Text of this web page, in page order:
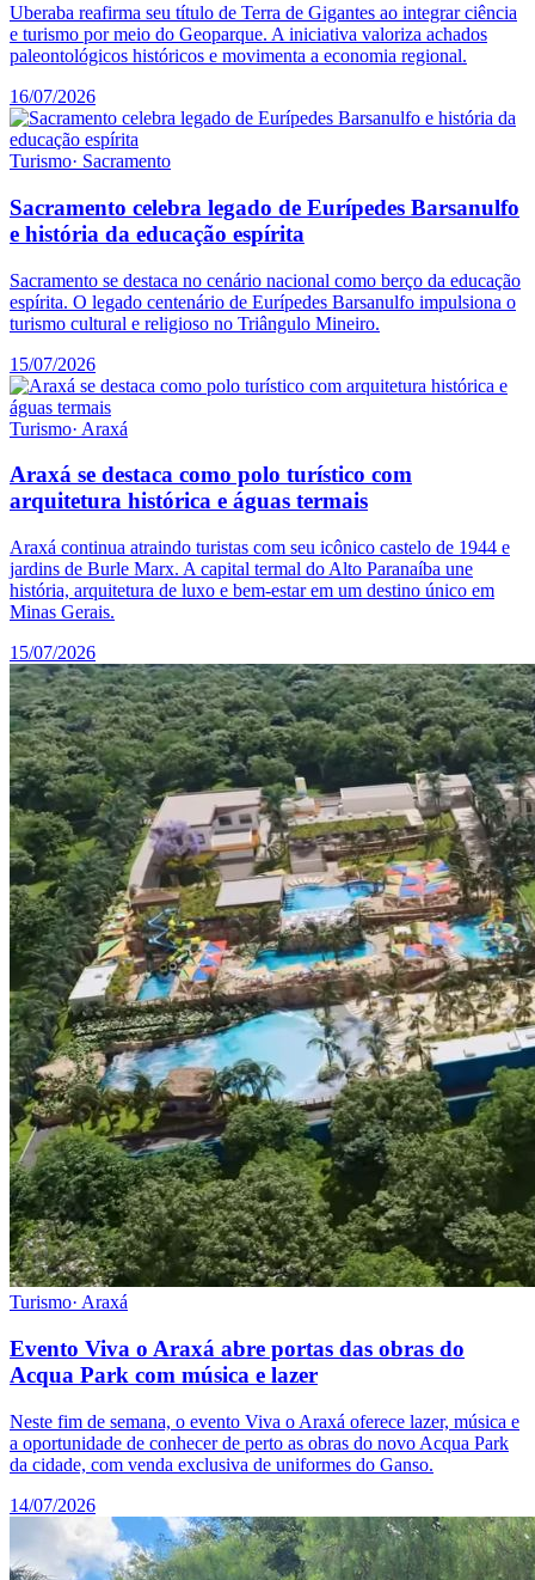
Uberaba reafirma seu título de Terra de Gigantes ao integrar ciência
e turismo por meio do Geoparque. A iniciativa valoriza achados
paleontológicos históricos e movimenta a economia regional.
16/07/2026
Turismo· Sacramento
Sacramento celebra legado de Eurípedes Barsanulfo
e história da educação espírita
Sacramento se destaca no cenário nacional como berço da educação
espírita. O legado centenário de Eurípedes Barsanulfo impulsiona o
turismo cultural e religioso no Triângulo Mineiro.
15/07/2026
Turismo· Araxá
Araxá se destaca como polo turístico com
arquitetura histórica e águas termais
Araxá continua atraindo turistas com seu icônico castelo de 1944 e
jardins de Burle Marx. A capital termal do Alto Paranaíba une
história, arquitetura de luxo e bem-estar em um destino único em
Minas Gerais.
15/07/2026
Turismo· Araxá
Evento Viva o Araxá abre portas das obras do
Acqua Park com música e lazer
Neste fim de semana, o evento Viva o Araxá oferece lazer, música e
a oportunidade de conhecer de perto as obras do novo Acqua Park
da cidade, com venda exclusiva de uniformes do Ganso.
14/07/2026